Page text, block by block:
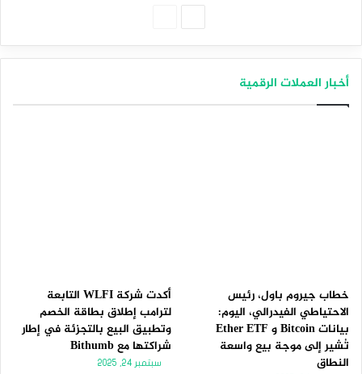
أخبار العملات الرقمية
خطاب جيروم باول، رئيس
الاحتياطي الفيدرالي، اليوم:
بيانات Bitcoin و Ether ETF
تُشير إلى موجة بيع واسعة
النطاق
أكدت شركة WLFI التابعة
لترامب إطلاق بطاقة الخصم
وتطبيق البيع بالتجزئة في إطار
شراكتها مع Bithumb
سبتمبر 24, 2025